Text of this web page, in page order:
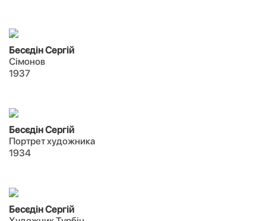
Бесєдін Сергій
Сімонов
1937
Бесєдін Сергій
Портрет художника
1934
Бесєдін Сергій